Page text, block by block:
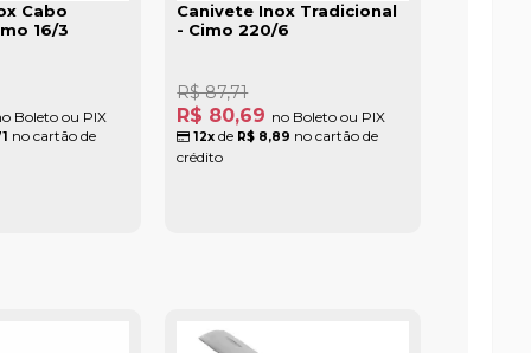
Cabo
16/3
Boleto ou PIX
no cartão de
Canivete Inox Tradicional
- Cimo 220/6
R$ 80,69 no Boleto ou PIX
R$ 87,71
12x de R$ 8,89 no cartão de
crédito